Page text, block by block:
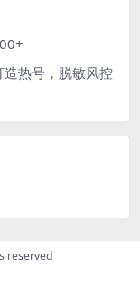
热号，脱敏风控
reserved